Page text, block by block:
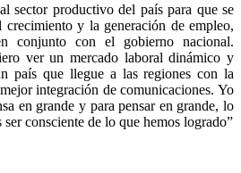
sector productivo del país para que se
crecimiento y la generación de empleo,
conjunto con el gobierno nacional.
ver un mercado laboral dinámico y
país que llegue a las regiones con la
integración de comunicaciones. Yo
en grande y para pensar en grande, lo
consciente de lo que hemos logrado”